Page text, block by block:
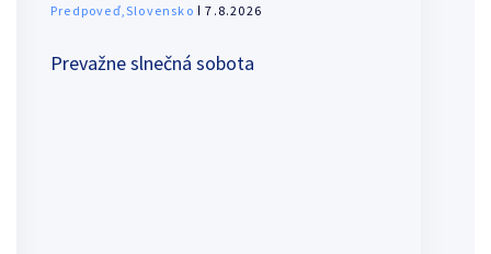
Predpoveď,Slovensko ǀ 7.8.2026
Prevažne slnečná sobota